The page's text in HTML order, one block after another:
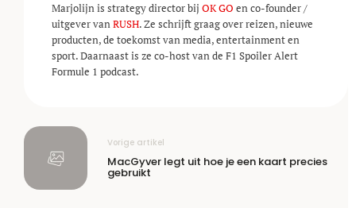
Marjolijn is strategy director bij OK GO en co-founder /
uitgever vanRUSH. Ze schrijft graag over reizen, nieuwe
producten, de toekomst van media, entertainment en
sport. Daarnaast is ze co-host van de F1 Spoiler Alert
Formule 1 podcast.
Vorige artikel
MacGyver legt uit hoe je een kaart precies
gebruikt